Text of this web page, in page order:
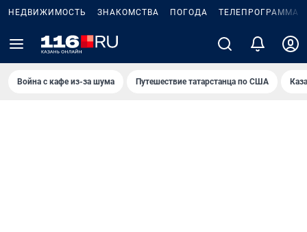
НЕДВИЖИМОСТЬ ЗНАКОМСТВА ПОГОДА ТЕЛЕПРОГРАММА
Война с кафе из-за шума Путешествие татарстанца по США